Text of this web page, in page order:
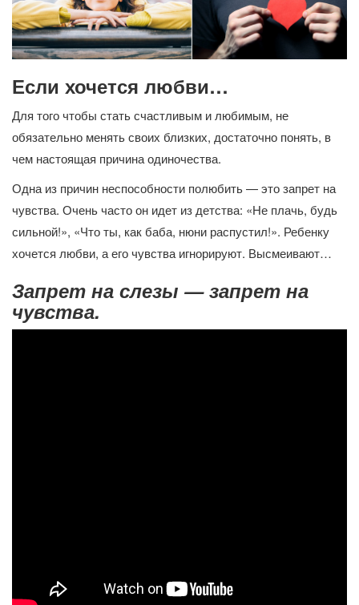
Если хочется любви…
Для того чтобы стать счастливым и любимым, не
обязательно менять своих близких, достаточно понять, в
чем настоящая причина одиночества.
Одна из причин неспособности полюбить — это запрет на
чувства. Очень часто он идет из детства: «Не плачь, будь
сильной!», «Что ты, как баба, нюни распустил!». Ребенку
хочется любви, а его чувства игнорируют. Высмеивают…
Запрет на слезы — запрет на
чувства.